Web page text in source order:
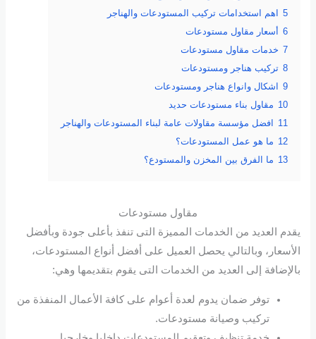
5
اهم استخدامات تركيب المستودعات والهناجر
6 أسعار مقاول مستودعات
7 خدمات مقاول مستودعات
8 تركيب هناجر ومستودعات
9
اشكال وانواع هناجر ومستودعات
10 مقاول بناء مستودعات حديد
11
افضل مؤسسة مقاولات عامة لبناء المستودعات والهناجر
12 ما هو عمل المستودعات؟
13 ما الفرق بين المخزن والمستودع؟
مقاول مستودعات
يقدم العديد من الخدمات المميزة التى تنفذ بأعلى جودة وبأفضل
الأسعار، وبالتالي يحصل العميل على أفضل أنواع المستودعات،
بالإضافة إلى العديد من الخدمات التى يقوم بتقديمها وهي:
توفر ضمان يدوم لعدة أعوام على كافة الأعمال المنفذة من
تركيب وصيانة مستودعات.